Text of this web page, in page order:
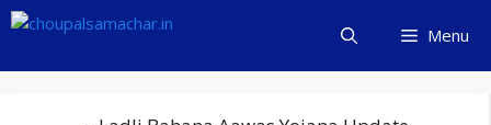
Skip
content
Menu